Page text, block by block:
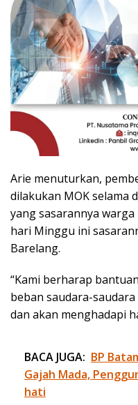
Arie menuturkan,
dilakukan MOK selama
yang sasarannya
hari Minggu ini
Barelang.
“Kami berharap
beban saudara-
dan akan menghadapi
BACA JUGA: BP
Gajah Mada,
hati